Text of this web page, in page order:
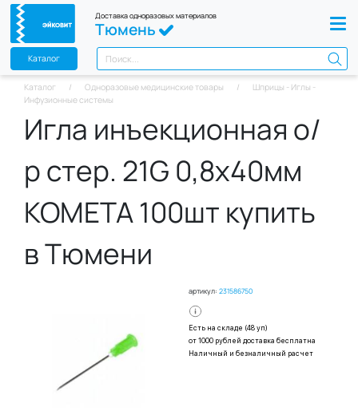
Доставка одноразовых материалов
Тюмень
Каталог
Каталог Одноразовые медицинские товары
Шприцы - Иглы -
Инфузионные системы
Игла инъекционная о/
р стер. 21G 0,8х40мм
КОМЕТА 100шт купить
в Тюмени
артикул: 231586750
Есть на складе (48 уп)
от 1000 рублей доставка бесплатна
Наличный и безналичный расчет